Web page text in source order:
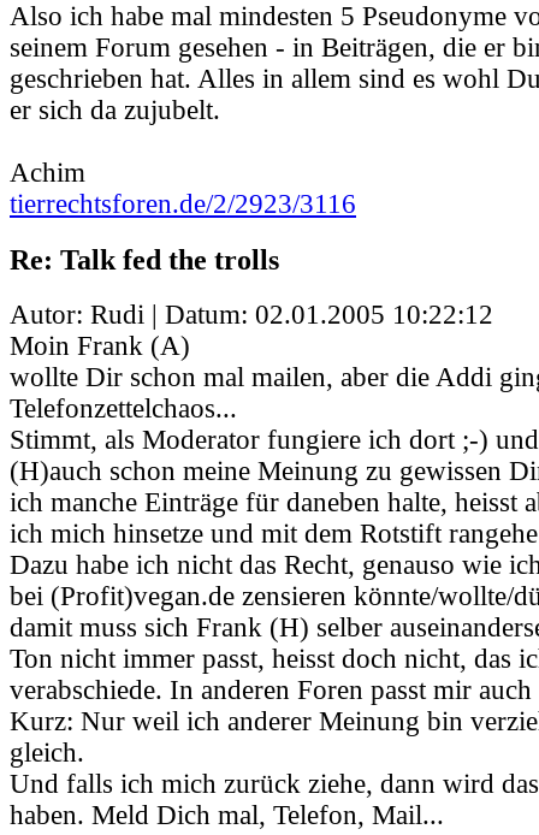
Also ich habe mal mindesten 5 Pseudonyme
seinem Forum gesehen - in Beiträgen, die er
geschrieben hat. Alles in allem sind es wohl
er sich da zujubelt.
Achim
tierrechtsforen.de/2/2923/3116
Re: Talk fed the trolls
Autor: Rudi | Datum: 02.01.2005 10:22:12
Moin Frank (A)
wollte Dir schon mal mailen, aber die Addi
Telefonzettelchaos...
Stimmt, als Moderator fungiere ich dort ;-)
(H)auch schon meine Meinung zu gewissen
ich manche Einträge für daneben halte, heisst
ich mich hinsetze und mit dem Rotstift
Dazu habe ich nicht das Recht, genauso wie
bei (Profit)vegan.de zensieren könnte/wollte/
damit muss sich Frank (H) selber
Ton nicht immer passt, heisst doch nicht, das
verabschiede. In anderen Foren passt mir
Kurz: Nur weil ich anderer Meinung bin
gleich.
Und falls ich mich zurück ziehe, dann wird
haben. Meld Dich mal, Telefon, Mail...